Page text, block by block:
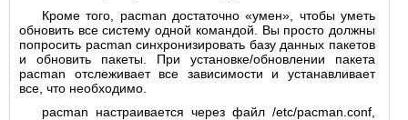
Кроме того, pacman достаточно «умен», чтобы уметь
обновить все систему одной командой. Вы просто должны
попросить pacman синхронизировать базу данных пакетов
и обновить пакеты. При установке/обновлении пакета
pacman отслеживает все зависимости и устанавливает
все, что необходимо.
pacman настраивается через файл /etc/pacman.conf,